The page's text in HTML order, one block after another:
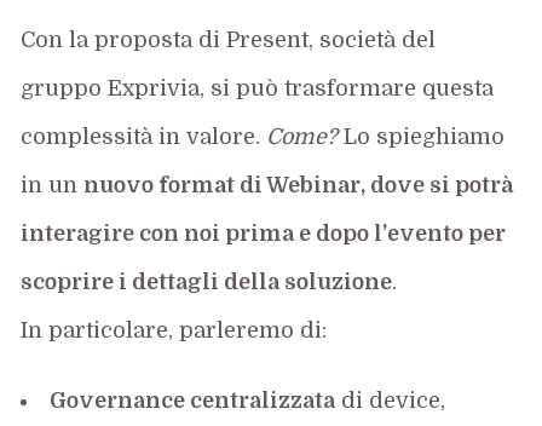
Con la proposta di Present, società del
gruppo Exprivia, si può trasformare questa
complessità in valore. Come?Lo spieghiamo
in un nuovo format di Webinar, dove si potrà
interagire con noi prima e dopo l’evento per
scoprire i dettagli della soluzione.
In particolare, parleremo di:
Governance centralizzata di device,